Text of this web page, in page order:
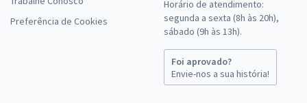
Preferência de Cookies
Horário de atendimento:
segunda a sexta (8h às 20h),
sábado (9h às 13h).
Foi aprovado?
Envie-nos a sua história!